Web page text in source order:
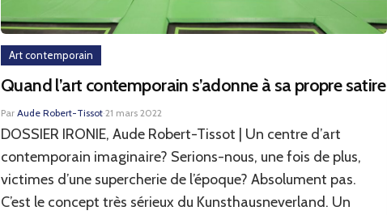
Art contemporain
Quand l’art contemporain s’adonne à sa propre satire
Par Aude Robert-Tissot·21 mars 2022
DOSSIER IRONIE, Aude Robert-Tissot | Un centre d’art
contemporain imaginaire? Serions-nous, une fois de plus,
victimes d’une supercherie de l’époque? Absolument pas.
C’est le concept très sérieux du Kunsthausneverland. Un